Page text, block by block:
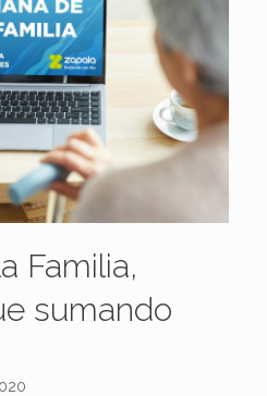
Familia,
sumando